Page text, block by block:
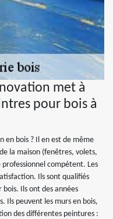
met à
pour bois à
en bois ? Il en est de même
la maison (fenêtres, volets,
compétent. Les
Ils sont qualifiés
Ils ont des années
Ils peuvent les murs en bois,
des différentes peintures :